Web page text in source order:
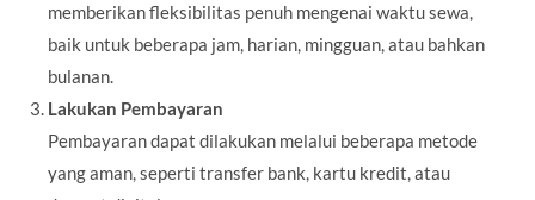
memberikan fleksibilitas penuh mengenai waktu sewa,
baik untuk beberapa jam, harian, mingguan, atau bahkan
bulanan.
Lakukan Pembayaran
Pembayaran dapat dilakukan melalui beberapa metode
yang aman, seperti transfer bank, kartu kredit, atau